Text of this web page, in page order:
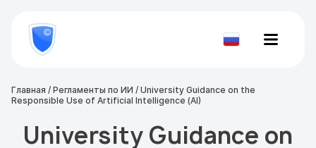
800
777-
81-Проверить
Главная / Регламенты по ИИ / University Guidance on the
Responsible Use of Artificial Intelligence (AI)
University Guidance on